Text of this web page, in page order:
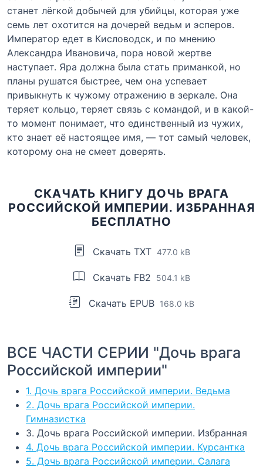
станет лёгкой добычей для убийцы, которая уже
семь лет охотится на дочерей ведьм и эсперов.
Император едет в Кисловодск, и по мнению
Александра Ивановича, пора новой жертве
наступает. Яра должна была стать приманкой, но
планы рушатся быстрее, чем она успевает
привыкнуть к чужому отражению в зеркале. Она
теряет кольцо, теряет связь с командой, и в какой-
то момент понимает, что единственный из чужих,
кто знает её настоящее имя, — тот самый человек,
которому она не смеет доверять.
СКАЧАТЬ КНИГУ ДОЧЬ ВРАГА
РОССИЙСКОЙ ИМПЕРИИ. ИЗБРАННАЯ
БЕСПЛАТНО
Скачать TXT 477.0 kB
Скачать FB2 504.1 kB
Скачать EPUB 168.0 kB
ВСЕ ЧАСТИ СЕРИИ "Дочь врага
Российской империи"
1. Дочь врага Российской империи. Ведьма
2. Дочь врага Российской империи.
Гимназистка
3. Дочь врага Российской империи. Избранная
4. Дочь врага Российской империи. Курсантка
5. Дочь врага Российской империи. Салага